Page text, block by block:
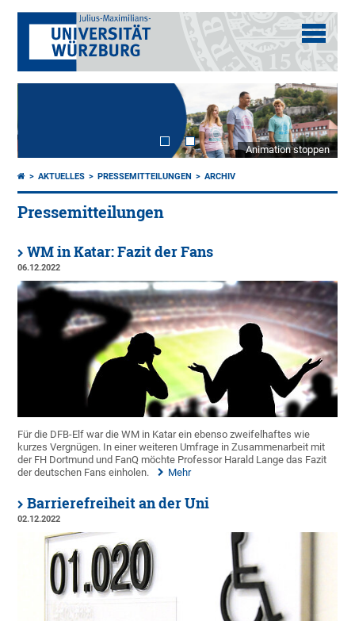
Animation stoppen
AKTUELLES PRESSEMITTEILUNGEN ARCHIV
Pressemitteilungen
WM in Katar: Fazit der Fans
06.12.2022
Für die DFB-Elf war die WM in Katar ein ebenso zweifelhaftes wie
kurzes Vergnügen. In einer weiteren Umfrage in Zusammenarbeit mit
der FH Dortmund und FanQ möchte Professor Harald Lange das Fazit
der deutschen Fans einholen.
Mehr
Barrierefreiheit an der Uni
02.12.2022